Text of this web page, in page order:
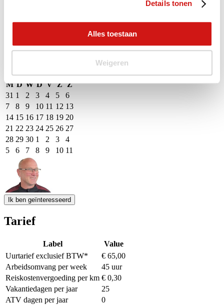
Details tonen
Alles toestaan
Weigeren
17 18 19 20 21 22 23
M D W D V Z Z
31 1 2 3 4 5
6
7
8 9 10 11 12 13
14 15 16 17 18 19 20
21 22 23 24 25 26 27
28 29 30 1 2 3
4
5
6 7 8 9 10 11
Event Date, augustus - september 2026
Ik ben geïnteresseerd
Tarief
Label
Value
Uurtarief exclusief BTW*
€ 65,00
Arbeidsomvang per week
45 uur
Reiskostenvergoeding per km € 0,30
Vakantiedagen per jaar
25
ATV dagen per jaar
0